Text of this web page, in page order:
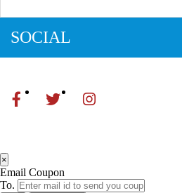
SOCIAL
×
Email Coupon
To.